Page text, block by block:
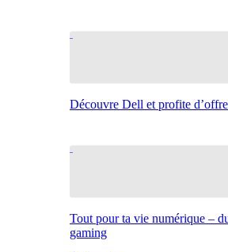
Découvre Dell et profite
Tout pour ta vie numérique –
gaming